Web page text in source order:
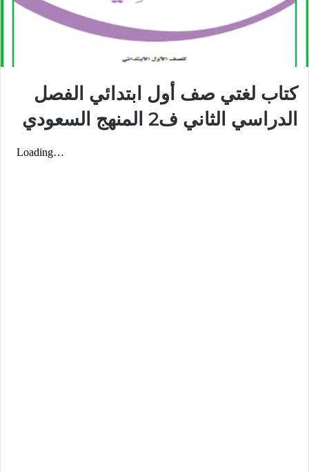
كتاب لغتي صف أول ابتدائي الفصل
الدراسي الثاني ف2 المنهج السعودي